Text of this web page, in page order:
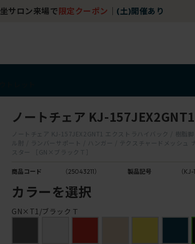
坐サロン来場で 限定クーポン (土)開催あり
ノートチェア KJ-157JEX2GNT1
ノートチェア KJ-157JEX2GNT1 エクストラハイバック / 樹脂
ル肘 / ランバーサポート / ハンガー / テクスチャードメッシュ
スター ［GN×ブラックＴ］
商品コード （25043211） 製品記号 （
カラーを選択
GN×T1/ブラックＴ